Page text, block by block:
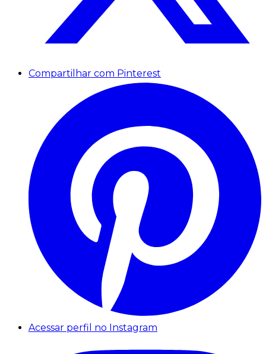
Compartilhar com Pinterest
Acessar perfil no Instagram